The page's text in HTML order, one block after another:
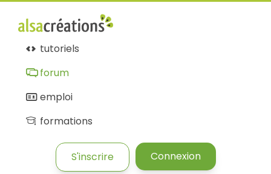
Forum
Alsacréations
tutoriels
forum
emploi
formations
S'inscrire Connexion